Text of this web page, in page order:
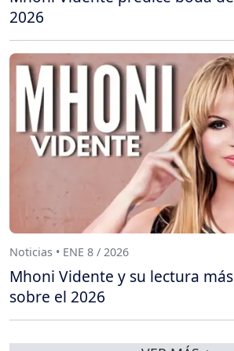
2026
Noticias • ENE 8 / 2026
Mhoni Vidente y su lectura
sobre el 2026